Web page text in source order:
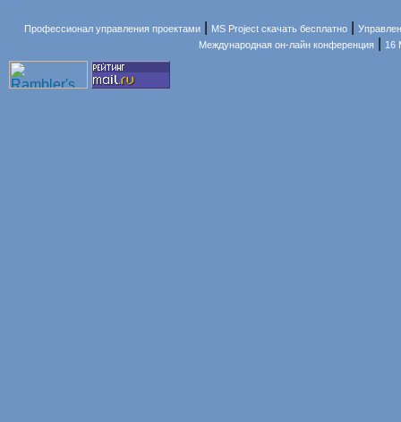
Профессионал управления проектами MS Project скачать бесплатно |
Международная он-лайн конференция
16